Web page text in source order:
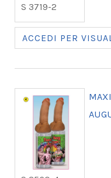
S 3719-2
ACCEDI PER